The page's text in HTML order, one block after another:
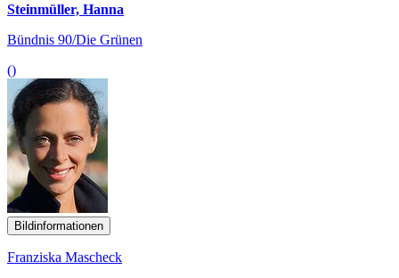
Steinmüller, Hanna
Bündnis 90/Die Grünen
()
Bildinformationen
Franziska Mascheck